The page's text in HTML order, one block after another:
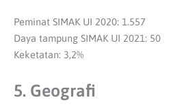
Peminat SIMAK UI 2020: 1.557
Daya tampung SIMAK UI 2021: 50
Keketatan: 3,2%
5. Geografi